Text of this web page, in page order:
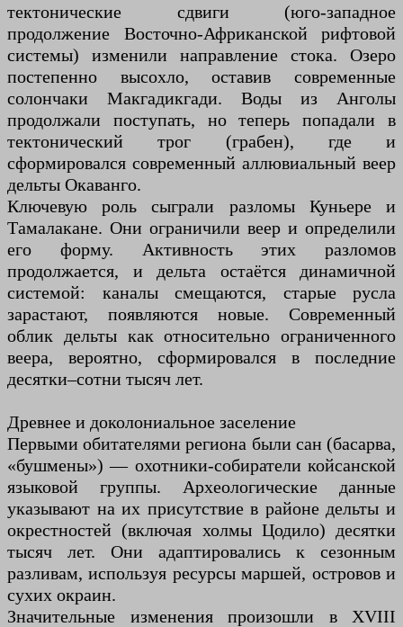
тектонические сдвиги (юго-западное
продолжение Восточно-Африканской рифтовой
системы) изменили направление стока. Озеро
постепенно высохло, оставив современные
солончаки Макгадикгади. Воды из Анголы
продолжали поступать, но теперь попадали в
тектонический трог (грабен), где и
сформировался современный аллювиальный веер
дельты Окаванго.
Ключевую роль сыграли разломы Куньере и
Тамалакане. Они ограничили веер и определили
его форму. Активность этих разломов
продолжается, и дельта остаётся динамичной
системой: каналы смещаются, старые русла
зарастают, появляются новые. Современный
облик дельты как относительно ограниченного
веера, вероятно, сформировался в последние
десятки–сотни тысяч лет.
Древнее и доколониальное заселение
Первыми обитателями региона были сан (басарва,
«бушмены») — охотники-собиратели койсанской
языковой группы. Археологические данные
указывают на их присутствие в районе дельты и
окрестностей (включая холмы Цодило) десятки
тысяч лет. Они адаптировались к сезонным
разливам, используя ресурсы маршей, островов и
сухих окраин.
Значительные изменения произошли в XVIII